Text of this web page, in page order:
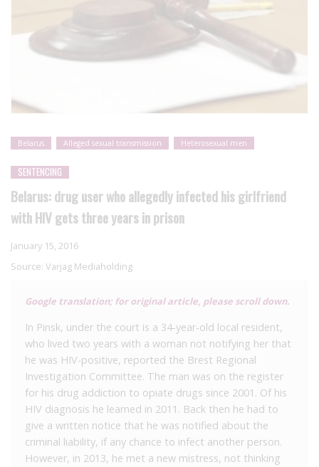
Belarus Alleged sexual transmission Heterosexual men
SENTENCING
Belarus: drug user who allegedly infected his girlfriend
with HIV gets three years in prison
January 15, 2016
Source: Varjag Mediaholding
Google translation; for original article, please scroll down.
In Pinsk, under the court is a 34-year-old local resident,
who lived two years with a woman not notifying her that
he was HIV-positive, reported the Brest Regional
Investigation Committee. The man was on the register
for his drug addiction to opiate drugs since 2001. Of his
HIV diagnosis he learned in 2011. Back then he had to
give a written notice that he was notified about the
criminal liability, if any chance to infect another person.
However, in 2013, he met a new mistress, not thinking